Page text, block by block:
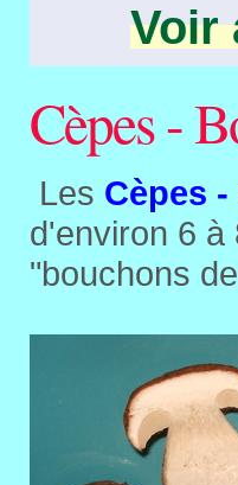
Voir
Cèpes -
Les Cèpes
d'environ 6 à
"bouchons